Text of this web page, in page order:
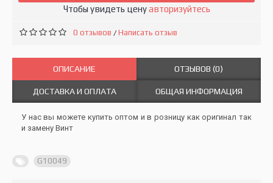
Чтобы увидеть ценуавторизуйтесь
0 отзывов /Написать отзыв
ОПИСАНИЕ ОТЗЫВОВ (0)
ДОСТАВКА И ОПЛАТА ОБЩАЯ ИНФОРМАЦИЯ
У нас вы можете купить оптом и в розницу как оригинал так
и замену Винт
G10049